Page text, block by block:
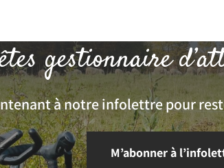
gestionnaire
à notre infolettre pour
M’abonner à